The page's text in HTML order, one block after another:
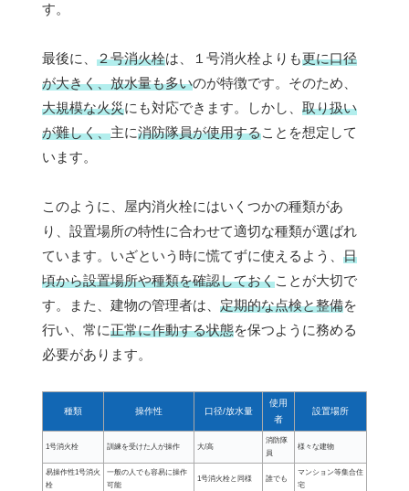
す。
最後に、 ２号消火栓は、１号消火栓よりも更に口径
が大きく、放水量も多いのが特徴です。そのため、
大規模な火災にも対応できます。しかし、 取り扱い
が難しく、主に消防隊員が使用することを想定して
います。
このように、屋内消火栓にはいくつかの種類があ
り、設置場所の特性に合わせて適切な種類が選ばれ
ています。いざという時に慌てずに使えるよう、 日
頃から設置場所や種類を確認しておくことが大切で
す。また、建物の管理者は、 定期的な点検と整備を
行い、常に正常に作動する状態を保つように務める
必要があります。
種類 操作性 口径/放水量
使用
者
設置場所
1号消火栓 訓練を受けた人が操作 大/高
消防隊
員
様々な建物
易操作性1号消火
栓
一般の人でも容易に操作
可能
1号消火栓と同様 誰でも
マンション等集合住
宅